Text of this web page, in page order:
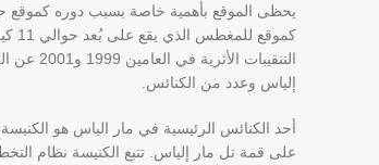
يحظى الموقع بأهمية خاصة بسبب دوره كموقع
إلياس وعدد من الكنائس.
على قمة تل مار إلياس. تتبع الكنيسة نظام